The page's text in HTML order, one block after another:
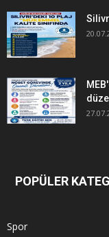
POPÜLER
Spor